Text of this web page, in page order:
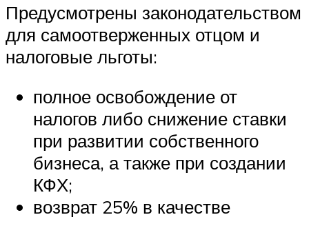
Предусмотрены законодательством
для самоотверженных отцом и
налоговые льготы:
полное освобождение от
налогов либо снижение ставки
при развитии собственного
бизнеса, а также при создании
КФХ;
возврат 25% в качестве